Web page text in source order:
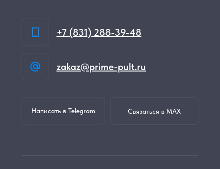
+7 (831) 288-39-48
zakaz@prime-pult.ru
Написать в Telegram Связаться в MAX